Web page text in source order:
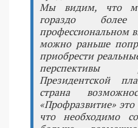
Мы видим, что
гораздо
профессиональном
можно раньше
приобрести
перспективы
Президентской
страна
«Профразвитие»
что необходимо